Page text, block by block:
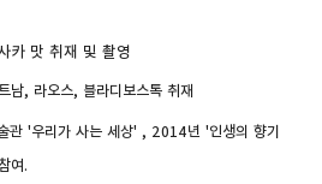
카 맛 취재 및 촬영
남, 라오스, 블라디보스톡 취재
관 '우리가 사는 세상' , 2014년 '인생의 향기
여.